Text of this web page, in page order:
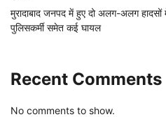
मुरादाबाद जनपद में हुए दो अलग-अलग
पुलिसकर्मी समेत कई घायल
Recent Comments
No comments to show.